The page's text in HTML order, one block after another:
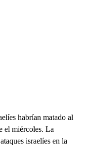
habrían matado al
el miércoles. La
israelíes en la